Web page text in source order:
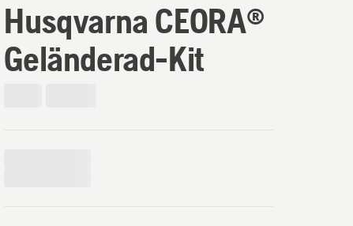
Husqvarna CEORA®
Geländerad-Kit